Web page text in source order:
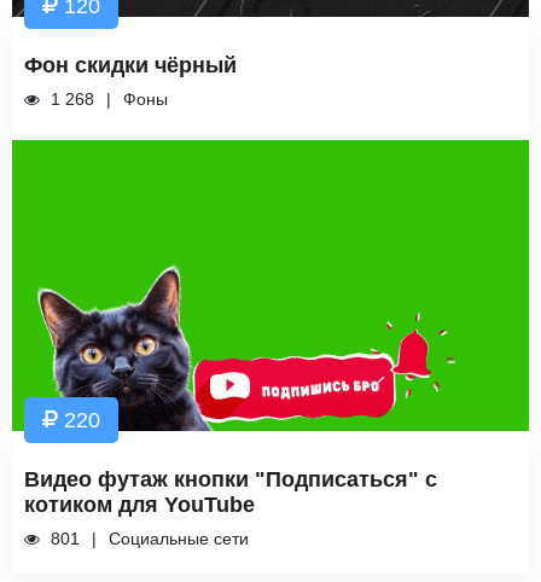
120
Фон скидки чёрный
1 268 Фоны
220
Видео футаж кнопки "Подписаться" с
котиком для YouTube
801 Социальные сети